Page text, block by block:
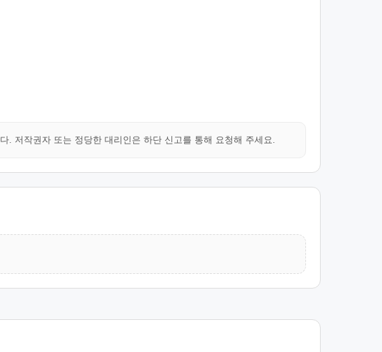
. 저작권자 또는 정당한 대리인은 하단 신고를 통해 요청해 주세요.